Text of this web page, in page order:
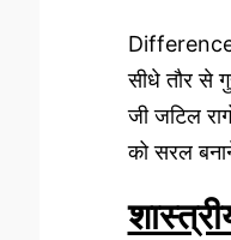
सीधे तौर से
जी जटिल
को सरल